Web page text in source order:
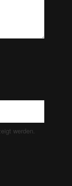
werden.